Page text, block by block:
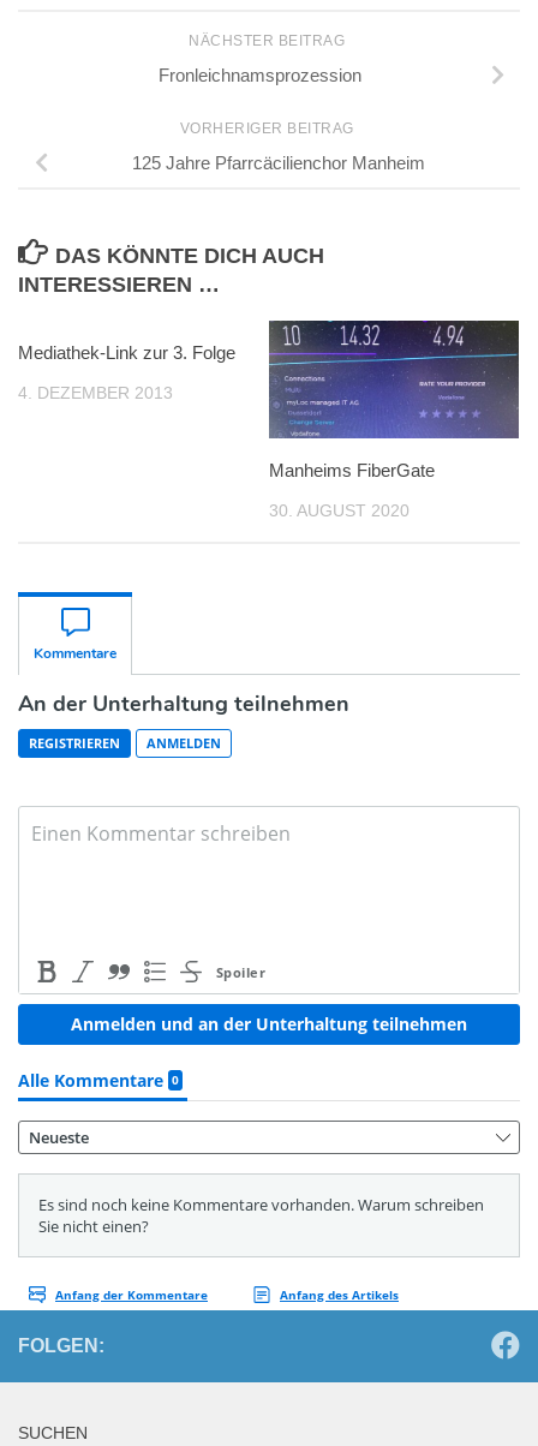
NÄCHSTER BEITRAG
Fronleichnamsprozession
VORHERIGER BEITRAG
125 Jahre Pfarrcäcilienchor Manheim
DAS KÖNNTE DICH AUCH
INTERESSIEREN …
Mediathek-Link zur 3. Folge
4. DEZEMBER 2013
Manheims FiberGate
30. AUGUST 2020
FOLGEN:
SUCHEN